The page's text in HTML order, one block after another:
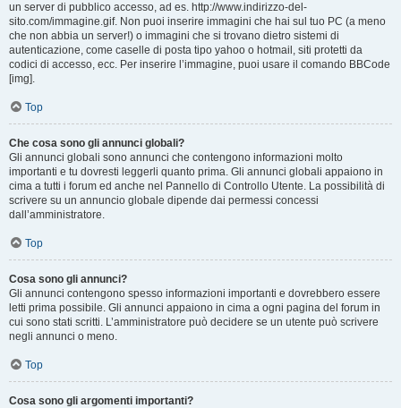
un server di pubblico accesso, ad es. http://www.indirizzo-del-
sito.com/immagine.gif. Non puoi inserire immagini che hai sul tuo PC (a meno
che non abbia un server!) o immagini che si trovano dietro sistemi di
autenticazione, come caselle di posta tipo yahoo o hotmail, siti protetti da
codici di accesso, ecc. Per inserire l’immagine, puoi usare il comando BBCode
[img].
Top
Che cosa sono gli annunci globali?
Gli annunci globali sono annunci che contengono informazioni molto
importanti e tu dovresti leggerli quanto prima. Gli annunci globali appaiono in
cima a tutti i forum ed anche nel Pannello di Controllo Utente. La possibilità di
scrivere su un annuncio globale dipende dai permessi concessi
dall’amministratore.
Top
Cosa sono gli annunci?
Gli annunci contengono spesso informazioni importanti e dovrebbero essere
letti prima possibile. Gli annunci appaiono in cima a ogni pagina del forum in
cui sono stati scritti. L’amministratore può decidere se un utente può scrivere
negli annunci o meno.
Top
Cosa sono gli argomenti importanti?